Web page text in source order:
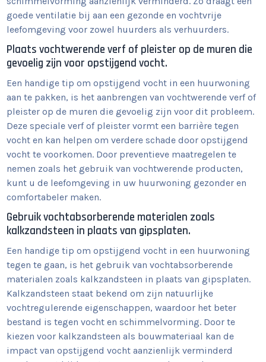
goede ventilatie bij aan een gezonde en vochtvrije
leefomgeving voor zowel huurders als verhuurders.
Plaats vochtwerende verf of pleister op de muren die
gevoelig zijn voor opstijgend vocht.
Een handige tip om opstijgend vocht in een huurwoning
aan te pakken, is het aanbrengen van vochtwerende verf of
pleister op de muren die gevoelig zijn voor dit probleem.
Deze speciale verf of pleister vormt een barrière tegen
vocht en kan helpen om verdere schade door opstijgend
vocht te voorkomen. Door preventieve maatregelen te
nemen zoals het gebruik van vochtwerende producten,
kunt u de leefomgeving in uw huurwoning gezonder en
comfortabeler maken.
Gebruik vochtabsorberende materialen zoals
kalkzandsteen in plaats van gipsplaten.
Een handige tip om opstijgend vocht in een huurwoning
tegen te gaan, is het gebruik van vochtabsorberende
materialen zoals kalkzandsteen in plaats van gipsplaten.
Kalkzandsteen staat bekend om zijn natuurlijke
vochtregulerende eigenschappen, waardoor het beter
bestand is tegen vocht en schimmelvorming. Door te
kiezen voor kalkzandsteen als bouwmateriaal kan de
impact van opstijgend vocht aanzienlijk verminderd